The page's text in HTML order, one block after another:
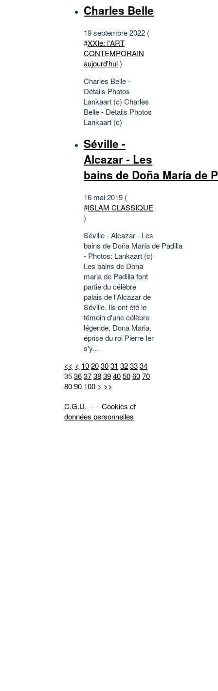
Charles Belle
19 septembre 2022 (
#XXIe: l'ART
CONTEMPORAIN
aujourd'hui)
Charles Belle -
Détails Photos
Lankaart (c) Charles
Belle - Détails Photos
Lankaart (c)
Séville -
Alcazar - Les
bains de Doña María de
16 mai 2019 (
#ISLAM CLASSIQUE
)
Séville - Alcazar - Les
bains de Doña María de Padilla
- Photos: Lankaart (c)
Les bains de Dona
maria de Padilla font
partie du célèbre
palais de l'Alcazar de
Séville. Ils ont été le
témoin d'une célèbre
légende, Dona Maria,
éprise du roi Pierre Ier
s'y...
<< < 10203031 323334
353637383940506070
8090 100 > >>
C.G.U. — Cookies et
données personnelles